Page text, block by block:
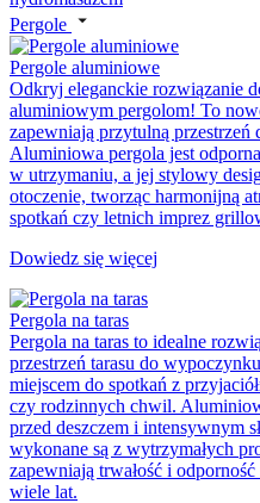
Pergole
Pergole aluminiowe
Odkryj eleganckie rozwiązanie
aluminiowym pergolom! To
zapewniają przytulną
Aluminiowa pergola jest
w utrzymaniu, a jej stylowy
otoczenie, tworząc harmonijną
spotkań czy letnich imprez
Dowiedz się więcej
Pergola na taras
Pergola na taras to idealne
przestrzeń tarasu do
miejscem do spotkań z
czy rodzinnych chwil.
przed deszczem i intensywnym
wykonane są z wytrzymałych
zapewniają trwałość i
wiele lat.